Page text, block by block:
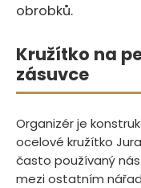
obrobků.
Kružítko na
zásuvce
Organizér je
ocelové kružítko
často používaný
mezi ostatním